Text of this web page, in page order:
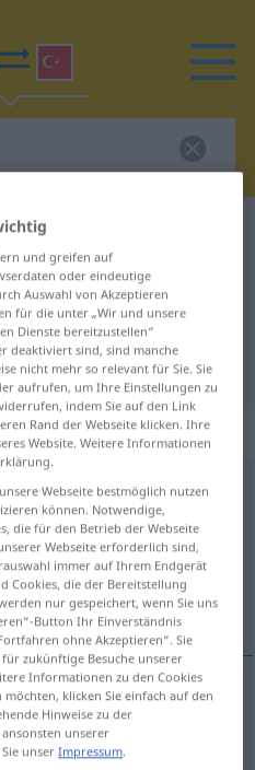
Übersetzung für
anklicken/antippen)
und greifen auf
oder eindeutige
Auswahl von Akzeptieren
für die unter „Wir und unsere
Dienste bereitzustellen“
deaktiviert sind, sind manche
nicht mehr so relevant für Sie. Sie
aufrufen, um Ihre Einstellungen zu
indem Sie auf den Link
Rand der Webseite klicken. Ihre
Website. Weitere Informationen
Webseite bestmöglich nutzen
können. Notwendige,
die für den Betrieb der Webseite
Webseite erforderlich sind,
immer auf Ihrem Endgerät
Cookies, die der Bereitstellung
nur gespeichert, wenn Sie uns
Button Ihr Einverständnis
ohne Akzeptieren“. Sie
zukünftige Besuche unserer
Informationen zu den Cookies
klicken Sie einfach auf den
Hinweise zu der
unserer
unserImpressum.